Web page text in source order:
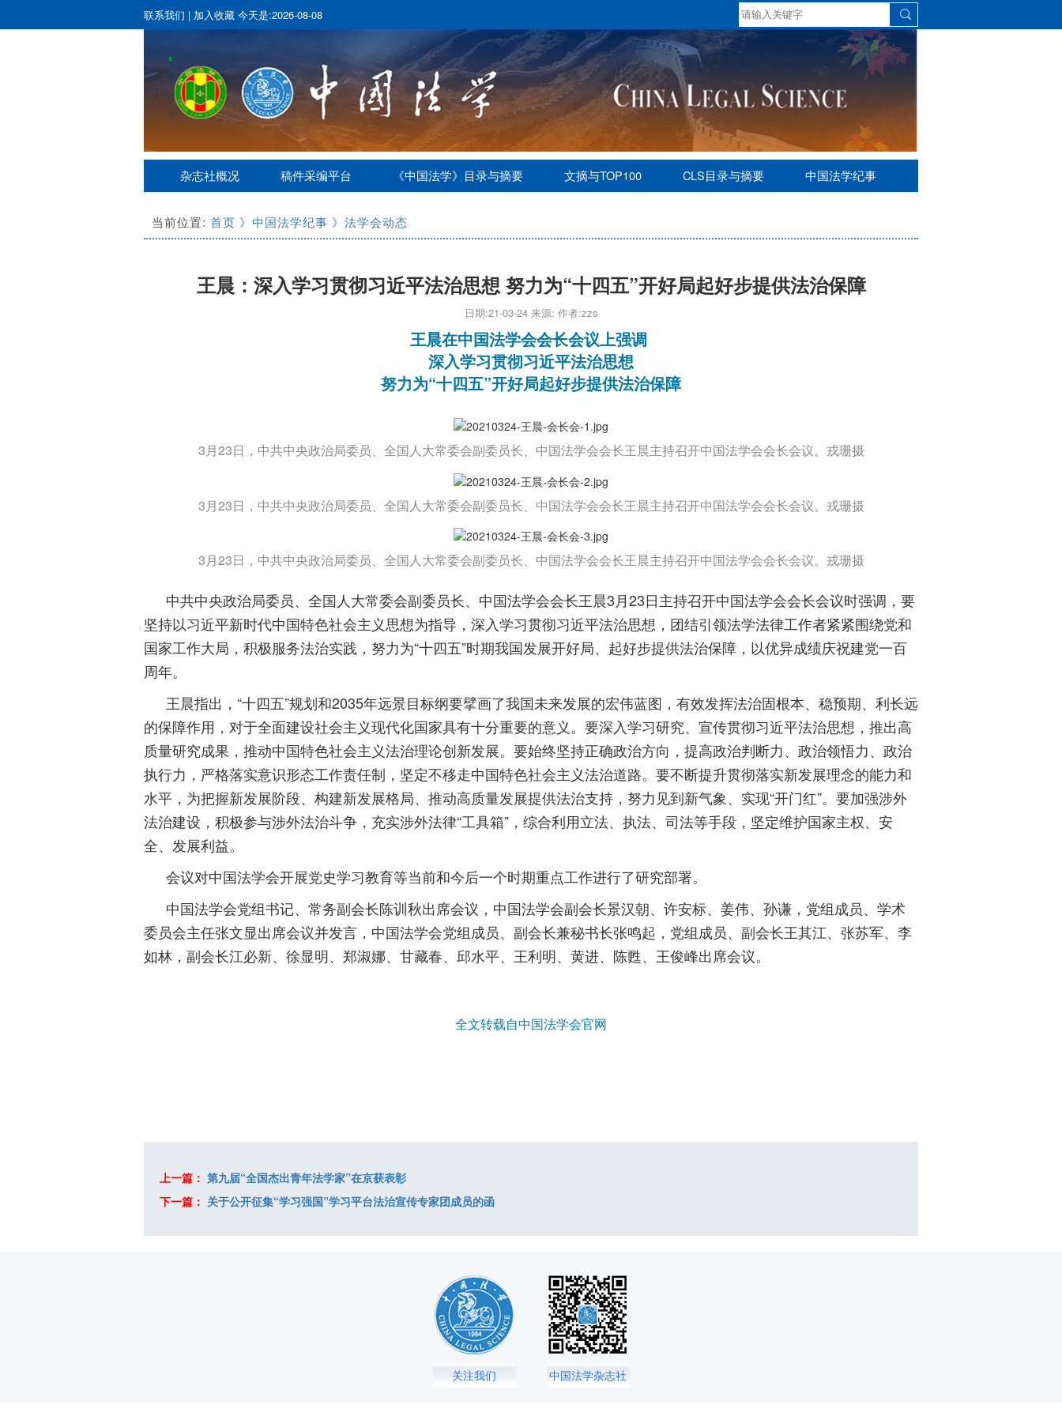
联系我们 | 加入收藏 今天是:2026-08-08
杂志社概况 稿件采编平台 《中国法学》目录与摘要 文摘与TOP100 CLS目录与摘要 中国法学纪事
当前位置: 首页 》中国法学纪事 》法学会动态
王晨：深入学习贯彻习近平法治思想 努力为“十四五”开好局起好步提供法治保障
日期:21-03-24 来源: 作者:zzs
王晨在中国法学会会长会议上强调
深入学习贯彻习近平法治思想
努力为“十四五”开好局起好步提供法治保障
3月23日，中共中央政治局委员、全国人大常委会副委员长、中国法学会会长王晨主持召开中国法学会会长会议。戎珊摄
3月23日，中共中央政治局委员、全国人大常委会副委员长、中国法学会会长王晨主持召开中国法学会会长会议。戎珊摄
3月23日，中共中央政治局委员、全国人大常委会副委员长、中国法学会会长王晨主持召开中国法学会会长会议。戎珊摄
中共中央政治局委员、全国人大常委会副委员长、中国法学会会长王晨3月23日主持召开中国法学会会长会议时强调，要
坚持以习近平新时代中国特色社会主义思想为指导，深入学习贯彻习近平法治思想，团结引领法学法律工作者紧紧围绕党和
国家工作大局，积极服务法治实践，努力为“十四五”时期我国发展开好局、起好步提供法治保障，以优异成绩庆祝建党一百
周年。
王晨指出，“十四五”规划和2035年远景目标纲要擘画了我国未来发展的宏伟蓝图，有效发挥法治固根本、稳预期、利长远
的保障作用，对于全面建设社会主义现代化国家具有十分重要的意义。要深入学习研究、宣传贯彻习近平法治思想，推出高
质量研究成果，推动中国特色社会主义法治理论创新发展。要始终坚持正确政治方向，提高政治判断力、政治领悟力、政治
执行力，严格落实意识形态工作责任制，坚定不移走中国特色社会主义法治道路。要不断提升贯彻落实新发展理念的能力和
水平，为把握新发展阶段、构建新发展格局、推动高质量发展提供法治支持，努力见到新气象、实现“开门红”。要加强涉外
法治建设，积极参与涉外法治斗争，充实涉外法律“工具箱”，综合利用立法、执法、司法等手段，坚定维护国家主权、安
全、发展利益。
会议对中国法学会开展党史学习教育等当前和今后一个时期重点工作进行了研究部署。
中国法学会党组书记、常务副会长陈训秋出席会议，中国法学会副会长景汉朝、许安标、姜伟、孙谦，党组成员、学术
委员会主任张文显出席会议并发言，中国法学会党组成员、副会长兼秘书长张鸣起，党组成员、副会长王其江、张苏军、李
如林，副会长江必新、徐显明、郑淑娜、甘藏春、邱水平、王利明、黄进、陈甦、王俊峰出席会议。
全文转载自中国法学会官网
上一篇： 第九届“全国杰出青年法学家”在京获表彰
下一篇： 关于公开征集“学习强国”学习平台法治宣传专家团成员的函
关注我们 中国法学杂志社